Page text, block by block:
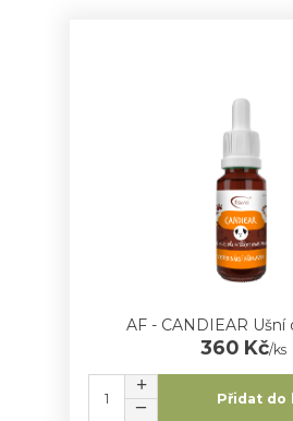
AF - CANDIEAR Ušní
360 Kč/ks
Přidat do